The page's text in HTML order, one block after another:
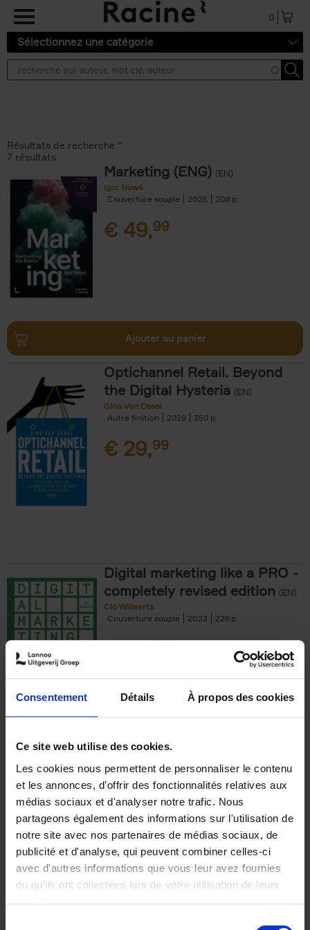
Consentement Détails À propos des cookies
Ce site web utilise des cookies.
Les cookies nous permettent de personnaliser le contenu
et les annonces, d'offrir des fonctionnalités relatives aux
médias sociaux et d'analyser notre trafic. Nous
partageons également des informations sur l'utilisation de
notre site avec nos partenaires de médias sociaux, de
publicité et d'analyse, qui peuvent combiner celles-ci
avec d'autres informations que vous leur avez fournies
ou qu'ils ont collectées lors de votre utilisation de leurs
Aller au contenu principal
0
Sélectionnez une catégorie
Résultats de recherche ''
7 résultats
Marketing (ENG) (EN)
Igor Nowé
Couverture souple
2025 208
€ 49,99
Ajouter au panier
Optichannel Retail. Beyond
the Digital Hysteria (EN)
Gino Van Ossel
Autre finition
2019 350
€ 29,99
Digital marketing like a PRO -
completely revised edition (EN)
Clo Willaerts
Couverture souple
2022 226
€35,50
The Offer You Can't
Refuse
Steven Van Belleghem
Couverture souple
2020 256
€37,50